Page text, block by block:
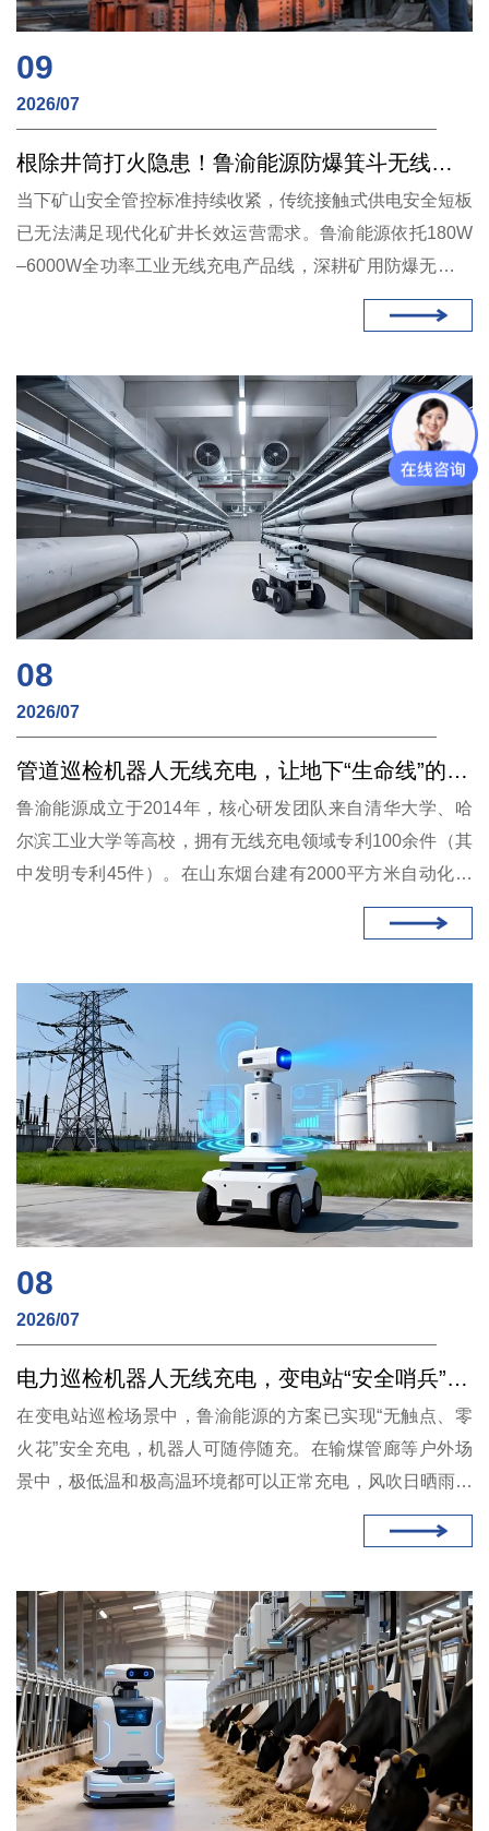
09
2026/07
根除井筒打火隐患！鲁渝能源防爆箕斗无线充电，实现井下24小时无人供能
当下矿山安全管控标准持续收紧，传统接触式供电安全短板
已无法满足现代化矿井长效运营需求。鲁渝能源依托180W
–6000W全功率工业无线充电产品线，深耕矿用防爆无线充
电赛道，以高容错、防爆、长寿命箕斗专用方案，打通井下
升降设备无人化供能最后一环。未来鲁渝能源将持续迭代大
人化开采。
08
2026/07
管道巡检机器人无线充电，让地下“生命线”的守护者永不掉线
鲁渝能源成立于2014年，核心研发团队来自清华大学、哈
尔滨工业大学等高校，拥有无线充电领域专利100余件（其
中发明专利45件）。在山东烟台建有2000平方米自动化工
厂，年产能2万套，通过ISO9001及ISO14001体系认证。在
管道巡检机器人无线充电这一细分领域，鲁渝能源已形成从
08
2026/07
电力巡检机器人无线充电，变电站“安全哨兵”的能源革命
在变电站巡检场景中，鲁渝能源的方案已实现“无触点、零
火花”安全充电，机器人可随停随充。在输煤管廊等户外场
景中，极低温和极高温环境都可以正常充电，风吹日晒雨淋
也能正常工作。铁路隧道场景的应用显示，机器人“随停随